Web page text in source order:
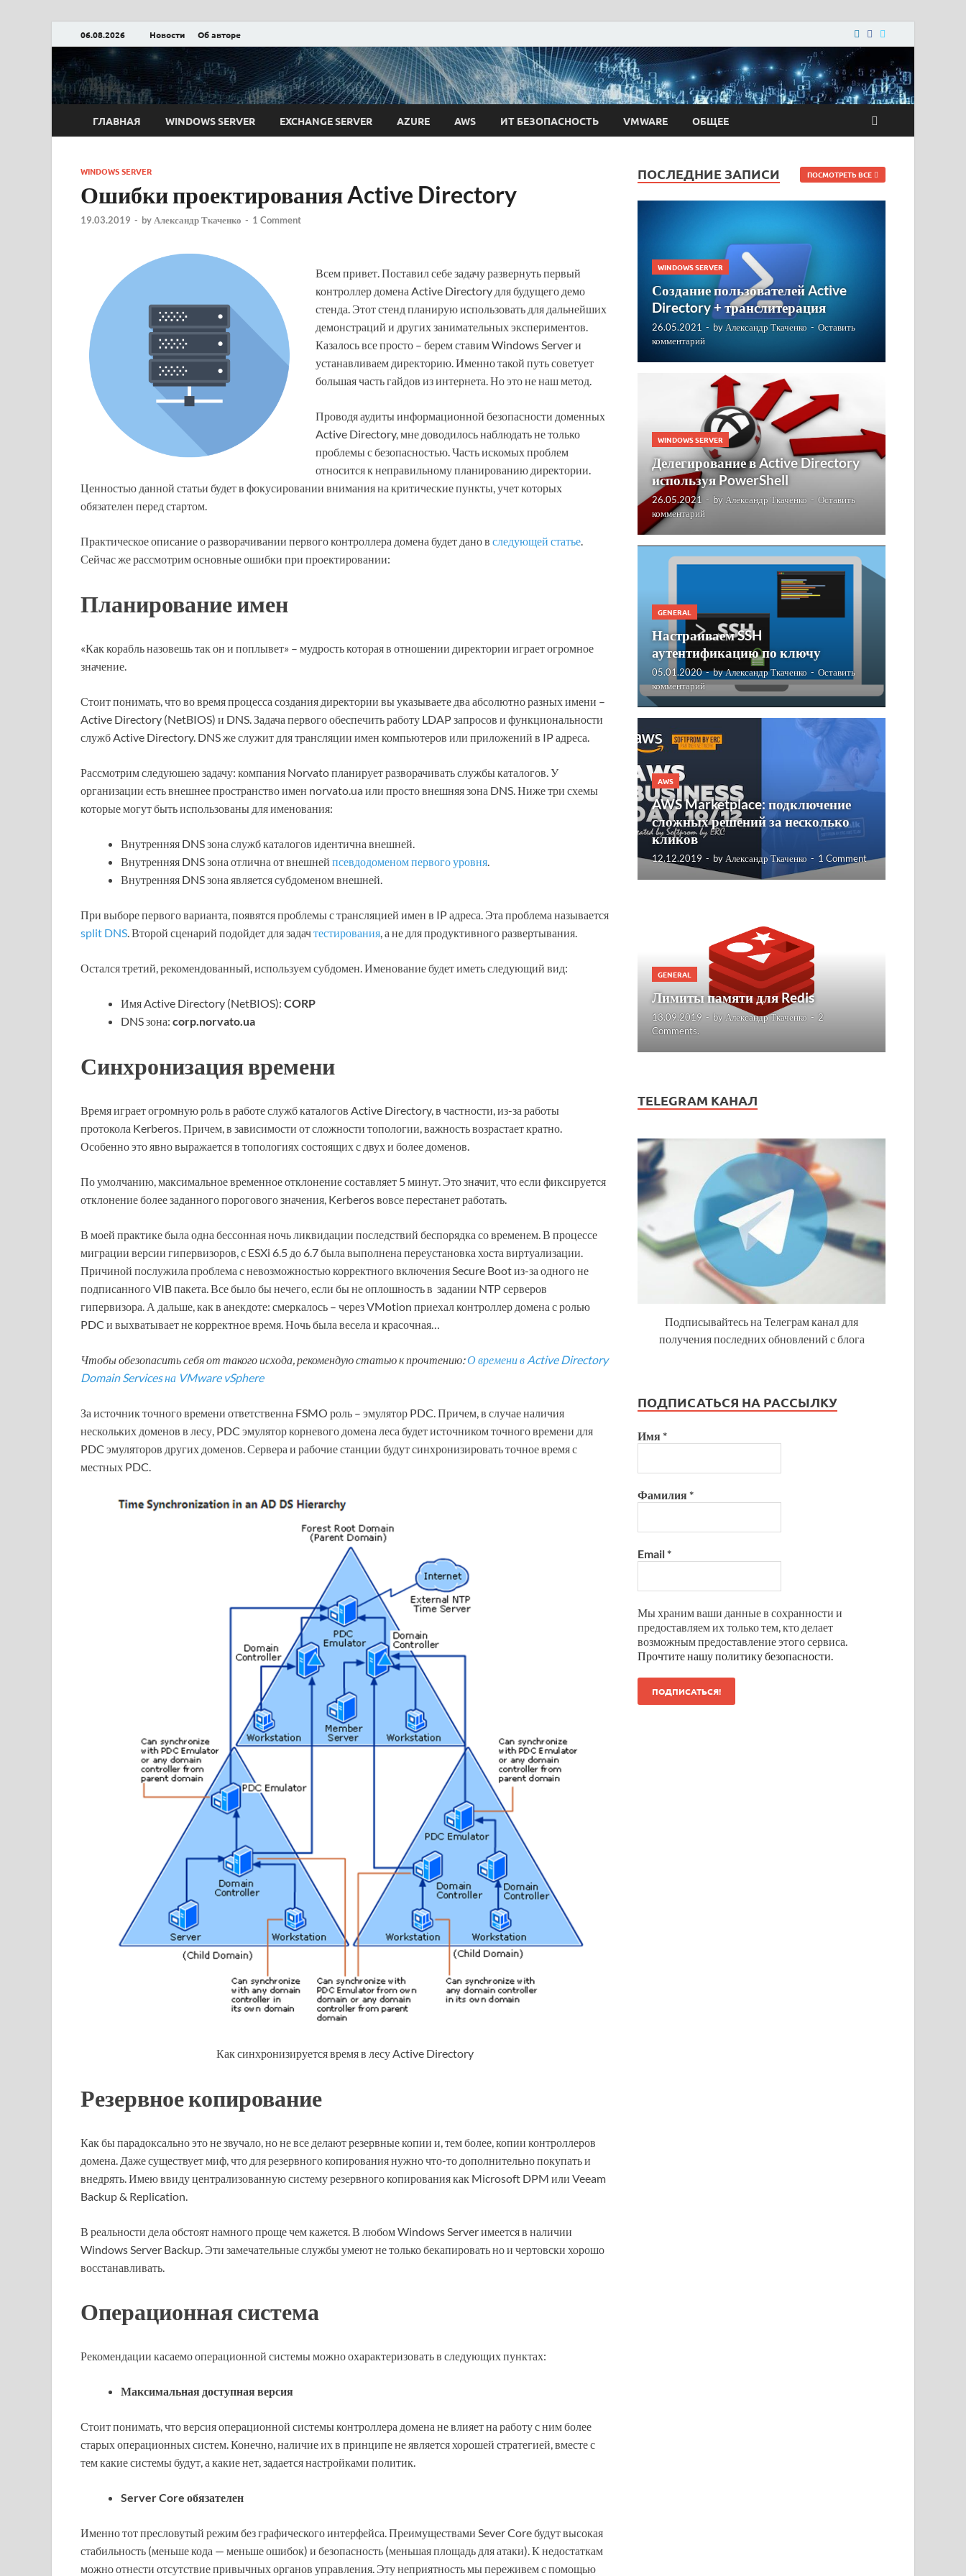
06.08.2026 Новости Об авторе
Блог Александра Ткаченко
ГЛАВНАЯ WINDOWS SERVER EXCHANGE SERVER AZURE AWS ИТ БЕЗОПАСНОСТЬ VMWARE ОБЩЕЕ
WINDOWS SERVER
Ошибки проектирования Active Directory
19.03.2019 - byАлександр Ткаченко - 1 Comment
Всем привет. Поставил себе задачу развернуть первый
контроллер домена Active Directory для будущего демо
стенда. Этот стенд планирую использовать для дальнейших
демонстраций и других занимательных экспериментов.
Казалось все просто – берем ставим Windows Server и
устанавливаем директорию. Именно такой путь советует
большая часть гайдов из интернета. Но это не наш метод.
Проводя аудиты информационной безопасности доменных
Active Directory, мне доводилось наблюдать не только
проблемы с безопасностью. Часть искомых проблем
относится к неправильному планированию директории.
Ценностью данной статьи будет в фокусировании внимания на критические пункты, учет которых
обязателен перед стартом.
Практическое описание о разворачивании первого контроллера домена будет дано в следующей статье.
Сейчас же рассмотрим основные ошибки при проектировании:
Планирование имен
«Как корабль назовешь так он и поплывет» – мудрость которая в отношении директории играет огромное
значение.
Стоит понимать, что во время процесса создания директории вы указываете два абсолютно разных имени –
Active Directory (NetBIOS) и DNS. Задача первого обеспечить работу LDAP запросов и функциональности
служб Active Directory. DNS же служит для трансляции имен компьютеров или приложений в IP адреса.
Рассмотрим следуюшею задачу: компания Norvato планирует разворачивать службы каталогов. У
организации есть внешнее пространство имен norvato.ua или просто внешняя зона DNS. Ниже три схемы
которые могут быть использованы для именования:
Внутренняя DNS зона служб каталогов идентична внешней.
Внутренняя DNS зона отлична от внешней псевдодоменом первого уровня.
Внутренняя DNS зона является субдоменом внешней.
При выборе первого варианта, появятся проблемы с трансляцией имен в IP адреса. Эта проблема называется
split DNS. Второй сценарий подойдет для задачтестирования, а не для продуктивного развертывания.
Остался третий, рекомендованный, используем субдомен. Именование будет иметь следующий вид:
Имя Active Directory (NetBIOS): CORP
DNS зона: corp.norvato.ua
Синхронизация времени
Время играет огромную роль в работе служб каталогов Active Directory, в частности, из-за работы
протокола Kerberos. Причем, в зависимости от сложности топологии, важность возрастает кратно.
Особенно это явно выражается в топологиях состоящих с двух и более доменов.
По умолчанию, максимальное временное отклонение составляет 5 минут. Это значит, что если фиксируется
отклонение более заданного порогового значения, Kerberos вовсе перестанет работать.
В моей практике была одна бессонная ночь ликвидации последствий беспорядка со временем. В процессе
миграции версии гипервизоров, с ESXi 6.5 до 6.7 была выполнена переустановка хоста виртуализации.
Причиной послужила проблема с невозможностью корректного включения Secure Boot из-за одного не
подписанного VIB пакета. Все было бы нечего, если бы не оплошность в задании NTP серверов
гипервизора. А дальше, как в анекдоте: смеркалось – через VMotion приехал контроллер домена с ролью
PDC и выхватывает не корректное время. Ночь была весела и красочная…
Чтобы обезопасить себя от такого исхода, рекомендую статью к прочтению:О времени в Active Directory
Domain Services на VMware vSphere
За источник точного времени ответственна FSMO роль – эмулятор PDC. Причем, в случае наличия
нескольких доменов в лесу, PDC эмулятор корневого домена леса будет источником точного времени для
PDC эмуляторов других доменов. Сервера и рабочие станции будут синхронизировать точное время с
местных PDC.
Как синхронизируется время в лесу Active Directory
Резервное копирование
Как бы парадоксально это не звучало, но не все делают резервные копии и, тем более, копии контроллеров
домена. Даже существует миф, что для резервного копирования нужно что-то дополнительно покупать и
внедрять. Имею ввиду централизованную систему резервного копирования как Microsoft DPM или Veeam
Backup & Replication.
В реальности дела обстоят намного проще чем кажется. В любом Windows Server имеется в наличии
Windows Server Backup. Эти замечательные службы умеют не только бекапировать но и чертовски хорошо
восстанавливать.
Операционная система
Рекомендации касаемо операционной системы можно охарактеризовать в следующих пунктах:
Максимальная доступная версия
Стоит понимать, что версия операционной системы контроллера домена не влияет на работу с ним более
старых операционных систем. Конечно, наличие их в принципе не является хорошей стратегией, вместе с
тем какие системы будут, а какие нет, задается настройками политик.
Server Core обязателен
Именно тот пресловутый режим без графического интерфейса. Преимуществами Sever Core будут высокая
стабильность (меньше кода — меньше ошибок) и безопасность (меньшая площадь для атаки). К недостаткам
можно отнести отсутствие привычных органов управления. Эту неприятность мы переживем с помощью
ПОСЛЕДНИЕ ЗАПИСИ ПОСМОТРЕТЬ ВСЕ
WINDOWS SERVER
Создание пользователей Active
Directory + транслитерация
26.05.2021 - by Александр Ткаченко - Оставить
комментарий
WINDOWS SERVER
Делегирование в Active Directory
используя PowerShell
26.05.2021 - by Александр Ткаченко - Оставить
комментарий
GENERAL
Настраиваем SSH
аутентификацию по ключу
05.01.2020-byАлександр Ткаченко - Оставить
комментарий
AWS
AWS Marketplace: подключение
сложных решений за несколько
кликов
12.12.2019 - by Александр Ткаченко - 1 Comment
GENERAL
Лимиты памяти для Redis
13.09.2019 - byАлександр Ткаченко - 2
Comments.
TELEGRAM КАНАЛ
Подписывайтесь на Телеграм канал для
получения последних обновлений с блога
ПОДПИСАТЬСЯ НА РАССЫЛКУ
Имя*
Фамилия*
Email*
Мы храним ваши данные в сохранности и
предоставляем их только тем, кто делает
возможным предоставление этого сервиса.
Прочтите нашу политику безопасности.